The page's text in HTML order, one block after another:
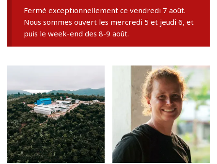
Fermé exceptionnellement ce vendredi 7 août.
Nous sommes ouvert les mercredi 5 et jeudi 6, et
puis le week-end des 8-9 août.